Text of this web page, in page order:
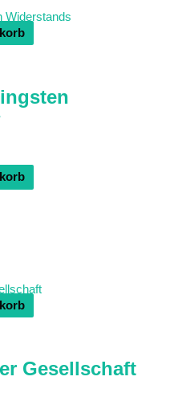
Gesellschaft